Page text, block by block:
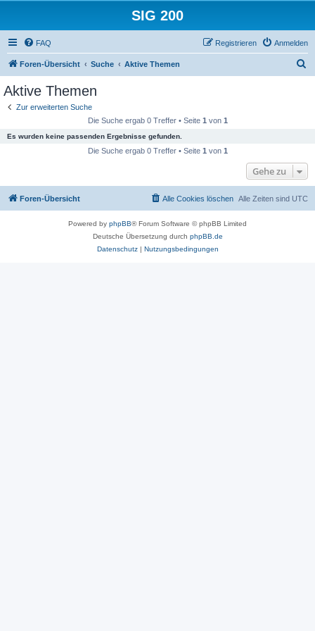
SIG 200
FAQ Anmelden
Registrieren
Foren-Übersicht Suche Aktive Themen
Aktive Themen
Zur erweiterten Suche
Die Suche ergab 0 Treffer • Seite 1 von 1
Es wurden keine passenden Ergebnisse gefunden.
Die Suche ergab 0 Treffer • Seite 1 von 1
Gehe zu
Foren-Übersicht Alle Zeiten sind UTC
Alle Cookies löschen
Powered by phpBB® Forum Software © phpBB Limited
Deutsche Übersetzung durch phpBB.de
Datenschutz| Nutzungsbedingungen